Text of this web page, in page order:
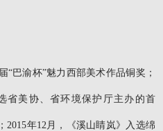
“巴渝杯”魅力西部美术作品铜奖；
省美协、省环境保护厅主办的首
2015年12月，《溪山睛岚》入选绵